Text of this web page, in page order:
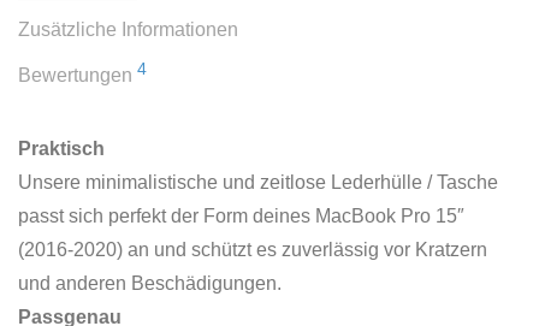
Zusätzliche Informationen
Bewertungen 4
Praktisch
Unsere minimalistische und zeitlose Lederhülle / Tasche
passt sich perfekt der Form deines MacBook Pro 15″
(2016-2020) an und schützt es zuverlässig vor Kratzern
und anderen Beschädigungen.
Passgenau